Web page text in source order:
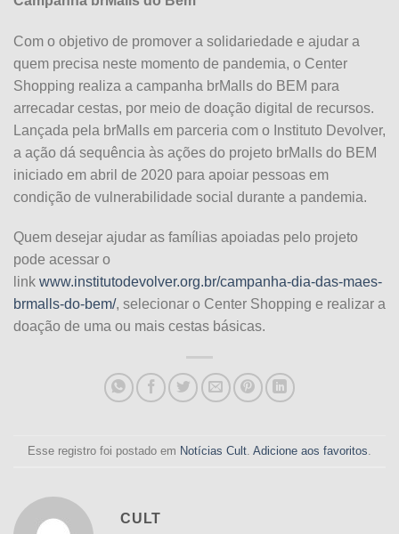
Com o objetivo de promover a solidariedade e ajudar a
quem precisa neste momento de pandemia, o Center
Shopping realiza a campanha brMalls do BEM para
arrecadar cestas, por meio de doação digital de recursos.
Lançada pela brMalls em parceria com o Instituto Devolver,
a ação dá sequência às ações do projeto brMalls do BEM
iniciado em abril de 2020 para apoiar pessoas em
condição de vulnerabilidade social durante a pandemia.
Quem desejar ajudar as famílias apoiadas pelo projeto
pode acessar o
link www.institutodevolver.org.br/campanha-dia-das-maes-
brmalls-do-bem/, selecionar o Center Shopping e realizar a
doação de uma ou mais cestas básicas.
Esse registro foi postado em Notícias Cult Adicione aos favoritos
CULT